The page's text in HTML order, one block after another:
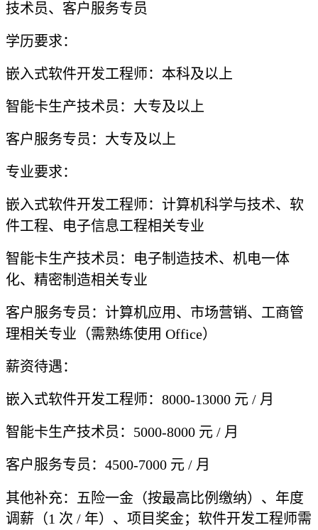
技术员、客户服务专员
学历要求：
嵌入式软件开发工程师：本科及以上
智能卡生产技术员：大专及以上
客户服务专员：大专及以上
专业要求：
嵌入式软件开发工程师：计算机科学与技术、软
件工程、电子信息工程相关专业
智能卡生产技术员：电子制造技术、机电一体
化、精密制造相关专业
客户服务专员：计算机应用、市场营销、工商管
理相关专业（需熟练使用 Office）
薪资待遇：
嵌入式软件开发工程师：8000-13000 元 / 月
智能卡生产技术员：5000-8000 元 / 月
客户服务专员：4500-7000 元 / 月
其他补充：五险一金（按最高比例缴纳）、年度
调薪（1 次 / 年）、项目奖金；软件开发工程师需